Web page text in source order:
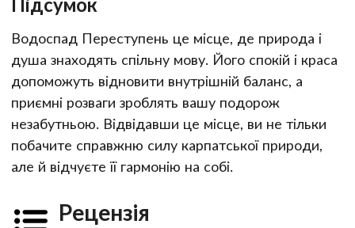
Водоспад Переступень це місце, де природа і
душа знаходять спільну мову. Його спокій і краса
допоможуть відновити внутрішній баланс, а
приємні розваги зроблять вашу подорож
незабутньою. Відвідавши це місце, ви не тільки
побачите справжню силу карпатської природи,
але й відчуєте її гармонію на собі.
Рецензія